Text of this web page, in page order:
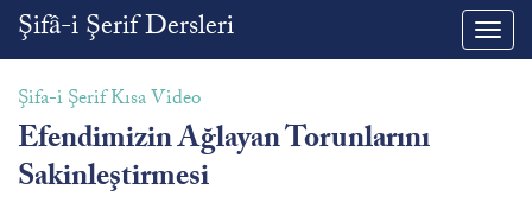
Şifâ-i Şerif Dersleri
Şifa-i Şerif Kısa Video
Efendimizin Ağlayan Torunlarını
Sakinleştirmesi